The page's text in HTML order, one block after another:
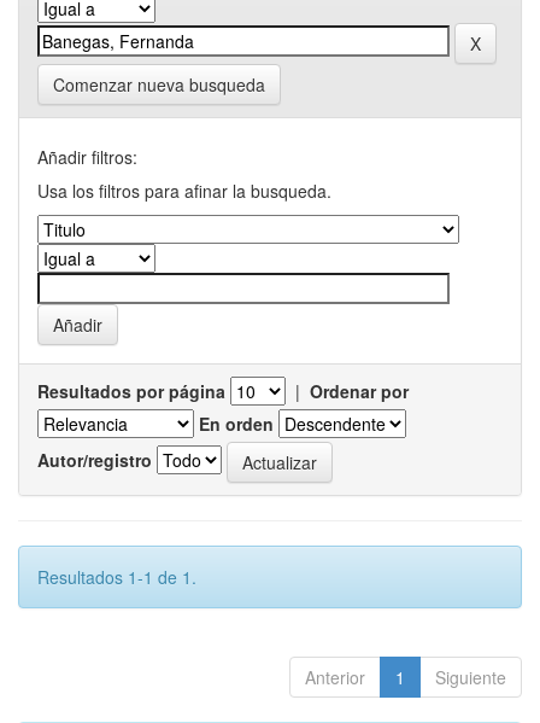
Comenzar nueva busqueda
Añadir filtros:
Usa los filtros para afinar la busqueda.
Resultados por página | Ordenar por
En orden
Autor/registro
Resultados 1-1 de 1.
Anterior 1 Siguiente